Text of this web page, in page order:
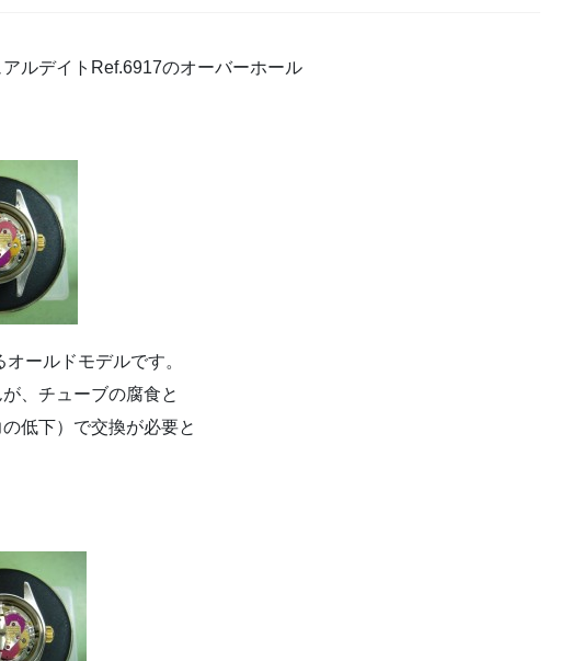
ルデイトRef.6917のオーバーホール
ールドモデルです。
、チューブの腐食と
低下）で交換が必要と